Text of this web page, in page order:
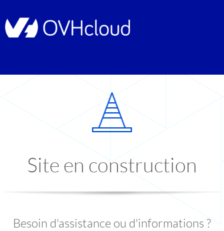
Site en construction
Besoin d'assistance ou d'informations ?